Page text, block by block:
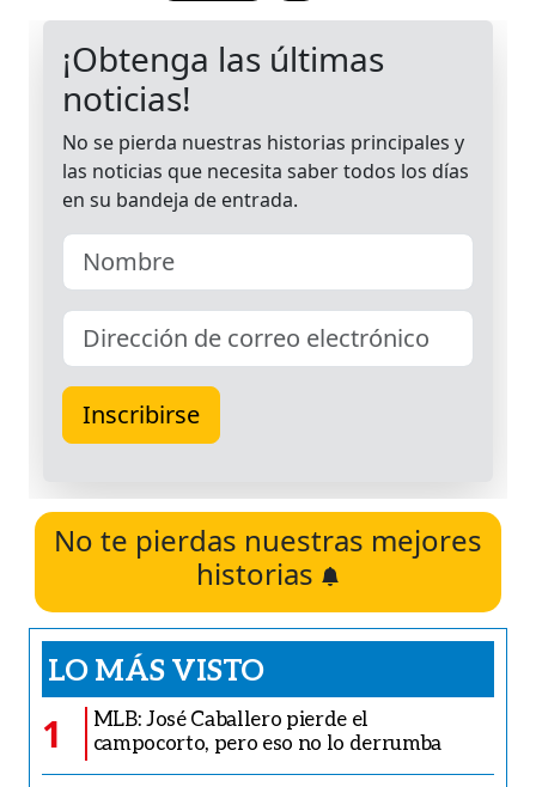
No te pierdas nuestras mejores
historias
LO MÁS VISTO
1
MLB: José Caballero pierde el
campocorto, pero eso no lo derrumba